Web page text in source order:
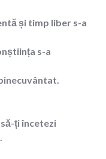
și timp liber s-a
s-a
ți încetezi